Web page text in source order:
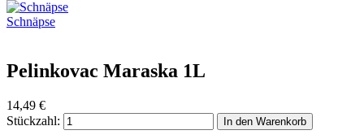
Schnäpse
Pelinkovac Maraska 1L
14,49 €
Stückzahl:
In den Warenkorb